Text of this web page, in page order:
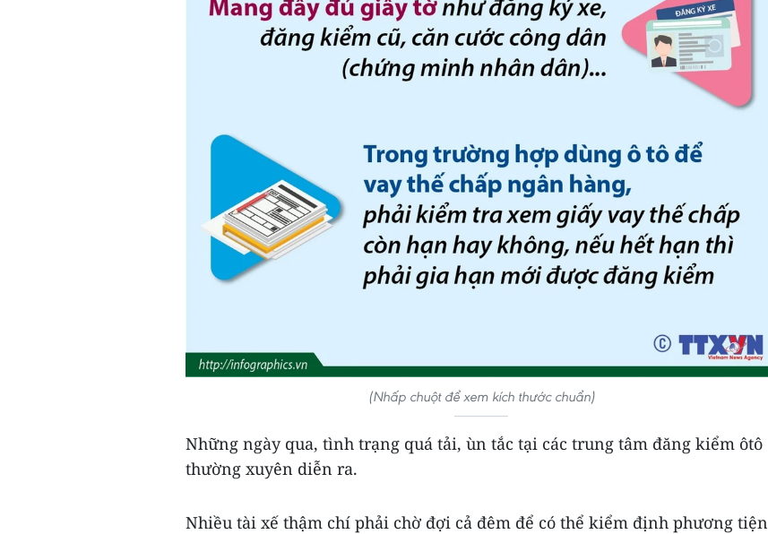
(Nhấp chuột để xem kích thước chuẩn)
Những ngày qua, tình trạng quá tải, ùn tắc tại các trung tâm đăng kiểm ôtô
thường xuyên diễn ra.
Nhiều tài xế thậm chí phải chờ đợi cả đêm để có thể kiểm định phương tiện